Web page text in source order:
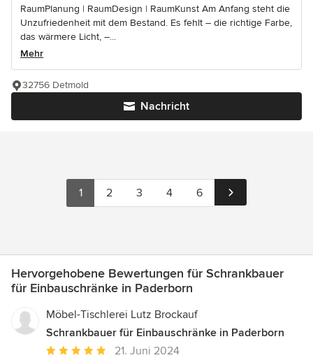
RaumPlanung | RaumDesign | RaumKunst Am Anfang steht die
Unzufriedenheit mit dem Bestand. Es fehlt – die richtige Farbe,
das wärmere Licht, –...
Mehr
Nachricht
32756 Detmold
1 2 3 4 6
Hervorgehobene Bewertungen für Schrankbauer
für Einbauschränke in Paderborn
Möbel-Tischlerei Lutz Brockauf
Schrankbauer für Einbauschränke in Paderborn
Durchschnittliche21. Juni 2024